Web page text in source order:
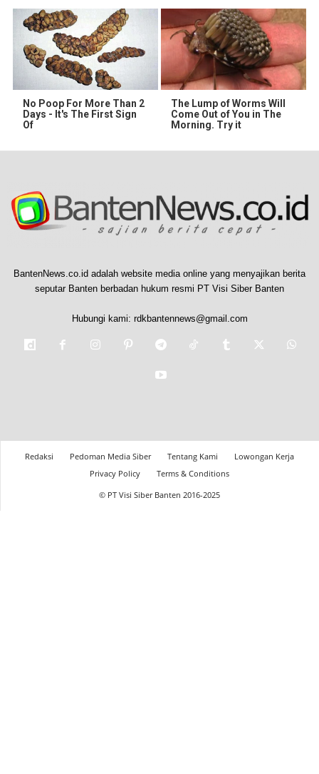
No Poop For More Than 2
Days - It's The First Sign
Of
The Lump of Worms Will
Come Out of You in The
Morning. Try it
BantenNews.co.id adalah website media online yang menyajikan berita
seputar Banten berbadan hukum resmi PT Visi Siber Banten
Hubungi kami: rdkbantennews@gmail.com
Redaksi Pedoman Media Siber Tentang Kami
Lowongan Kerja
Privacy Policy
Terms & Conditions
© PT Visi Siber Banten 2016-2025